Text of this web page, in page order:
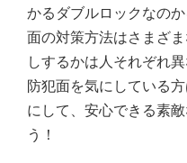
かるダブルロックなの
面の対策方法はさまざ
しするかは人それぞれ異
防犯面を気にしている
にして、安心できる素
う！